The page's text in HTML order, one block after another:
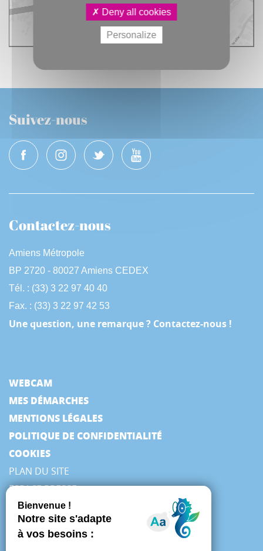
Suivez-nous
Contactez-nous
Amiens Métropole
BP 2720 - 80027 Amiens CEDEX
Tél. : (33) 3 22 97 40 40
Fax. : (33) 3 22 97 42 53
Une question, une remarque ? Contactez-nous !
WEBCAM
MES DÉMARCHES
MENTIONS LÉGALES
POLITIQUE DE CONFIDENTIALITÉ
COOKIES
PLAN DU SITE
ESPACE PRESSE
Deny all cookies
Personalize